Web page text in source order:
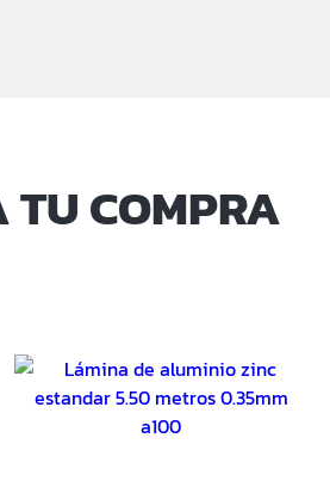
Militar
TU COMPRA